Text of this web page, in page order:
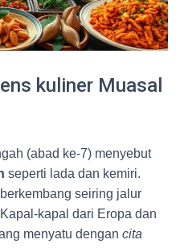
kuliner Muasal
(abad ke-7) menyebut
seperti lada dan kemiri.
seiring jalur
kapal dari Eropa dan
menyatu dengan cita